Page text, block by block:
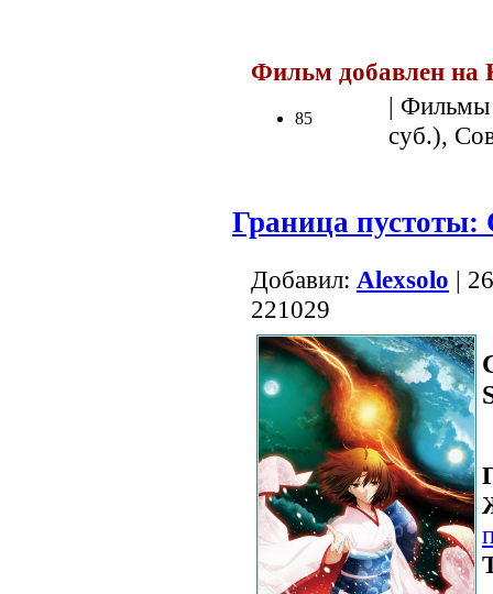
Фильм добавлен
85
| Фильмы
суб.),
Граница
Добавил: Alexsolo |
221029